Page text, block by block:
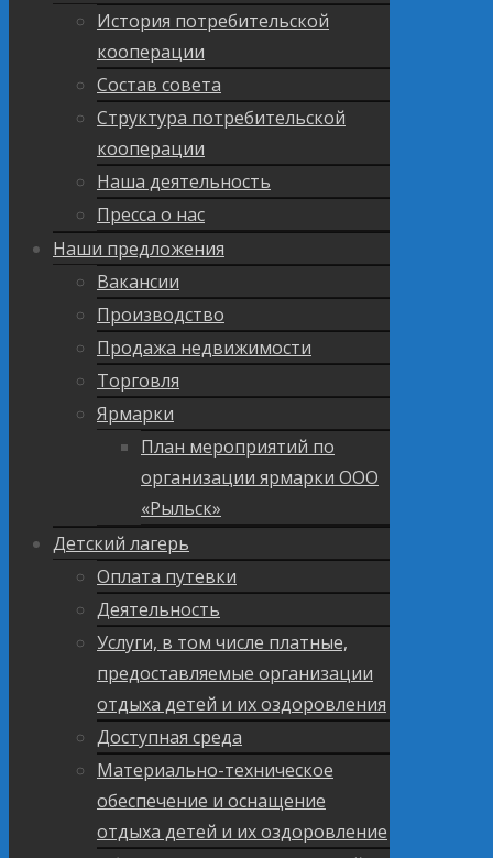
История потребительской
кооперации
Состав совета
Структура потребительской
кооперации
Наша деятельность
Пресса о нас
Наши предложения
Вакансии
Производство
Продажа недвижимости
Торговля
Ярмарки
План мероприятий по
организации ярмарки ООО
«Рыльск»
Детский лагерь
Оплата путевки
Деятельность
Услуги, в том числе платные,
предоставляемые организации
отдыха детей и их оздоровления
Доступная среда
Материально-техническое
обеспечение и оснащение
отдыха детей и их оздоровление